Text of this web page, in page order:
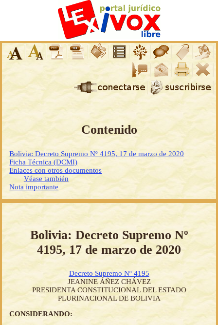
Contenido
Bolivia: Decreto Supremo Nº 4195, 17 de marzo de 2020
Ficha Técnica (DCMI)
Enlaces con otros documentos
Véase también
Nota importante
Bolivia: Decreto Supremo Nº
4195, 17 de marzo de 2020
Decreto Supremo Nº 4195
JEANINE ÁÑEZ CHÁVEZ
PRESIDENTA CONSTITUCIONAL DEL ESTADO
PLURINACIONAL DE BOLIVIA
CONSIDERANDO: